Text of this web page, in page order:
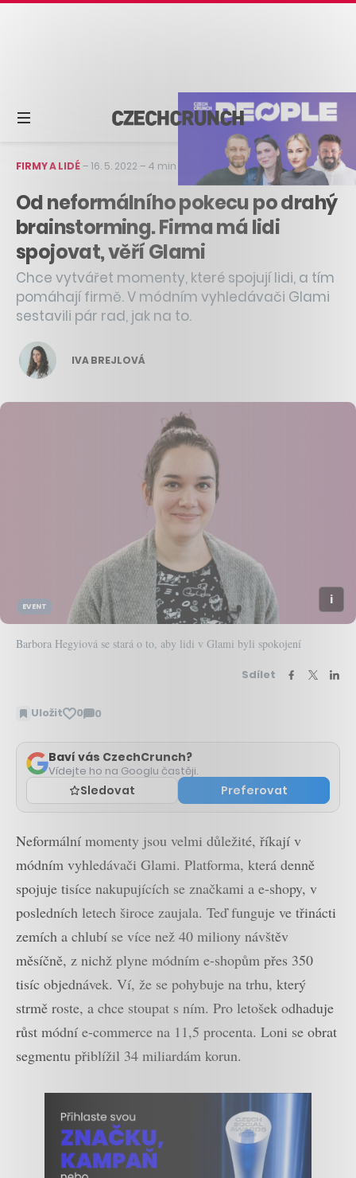
FIRMY A LIDÉ–16. 5. 2022 – 4 min čtení
Od neformálního pokecu po drahý
brainstorming. Firma má lidi
spojovat, věří Glami
Chce vytvářet momenty, které spojují lidi, a tím
pomáhají firmě. V módním vyhledávači Glami
sestavili pár rad, jak na to.
IVA BREJLOVÁ
EVENT
Barbora Hegyiová se stará o to, aby lidi v Glami byli spokojení
Sdílet
Uložit 0 0
Zobrazit
Baví vás CzechCrunch?
Vídejte ho na Googlu častěji.
Sledovat Preferovat
Neformální momenty jsou velmi důležité, říkají v
módním vyhledávači Glami. Platforma, která denně
spojuje tisíce nakupujících se značkami a e-shopy, v
posledních letech široce zaujala. Teď funguje ve třinácti
zemích a chlubí se více než 40 miliony návštěv
měsíčně, z nichž plyne módním e-shopům přes 350
tisíc objednávek. Ví, že se pohybuje na trhu, který
strmě roste, a chce stoupat s ním. Pro letošek odhaduje
růst módní e-commerce na 11,5 procenta. Loni se obrat
segmentu přiblížil 34 miliardám korun.